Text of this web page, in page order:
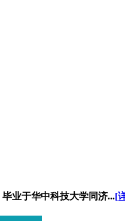
业于华中科技大学同济...[